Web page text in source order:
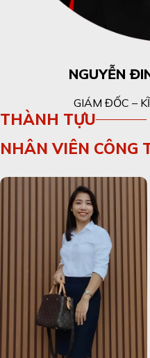
NGUYỄN
GIÁM ĐỐC –
THÀNH TỰU
NHÂN VIÊN CÔNG